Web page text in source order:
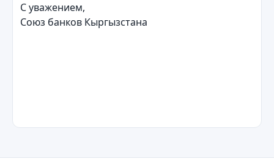
С уважением,
Союз банков Кыргызстана